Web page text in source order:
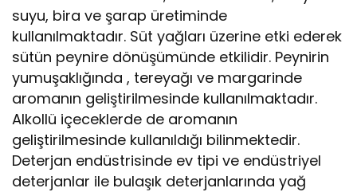
suyu, bira ve şarap üretiminde
kullanılmaktadır. Süt yağları üzerine etki ederek
sütün peynire dönüşümünde etkilidir. Peynirin
yumuşaklığında , tereyağı ve margarinde
aromanın geliştirilmesinde kullanılmaktadır.
Alkollü içeceklerde de aromanın
geliştirilmesinde kullanıldığı bilinmektedir.
Deterjan endüstrisinde ev tipi ve endüstriyel
deterjanlar ile bulaşık deterjanlarında yağ